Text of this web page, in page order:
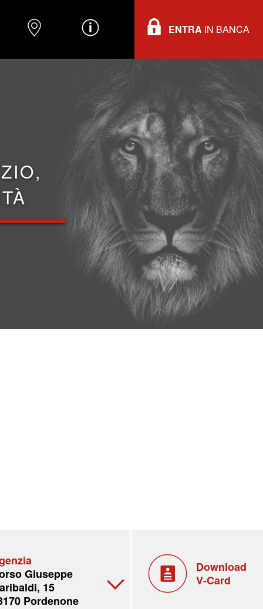
ENTRA IN BANCA
Giuseppe
15
Pordenone
Download
V-Card